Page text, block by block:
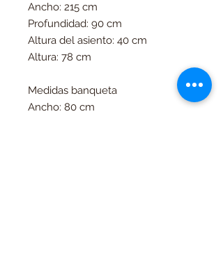
Ancho: 215 cm
Profundidad: 90 cm
Altura del asiento: 40 cm
Altura: 78 cm
Medidas banqueta
Ancho: 80 cm